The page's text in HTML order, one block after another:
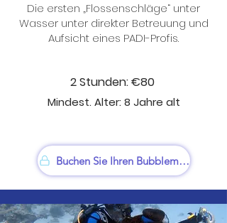
Die ersten „Flossenschläge“ unter
Wasser unter direkter Betreuung und
Aufsicht eines PADI-Profis.
2 Stunden: €80
Mindest. Alter: 8 Jahre alt
Buchen Sie Ihren Bubblemaker